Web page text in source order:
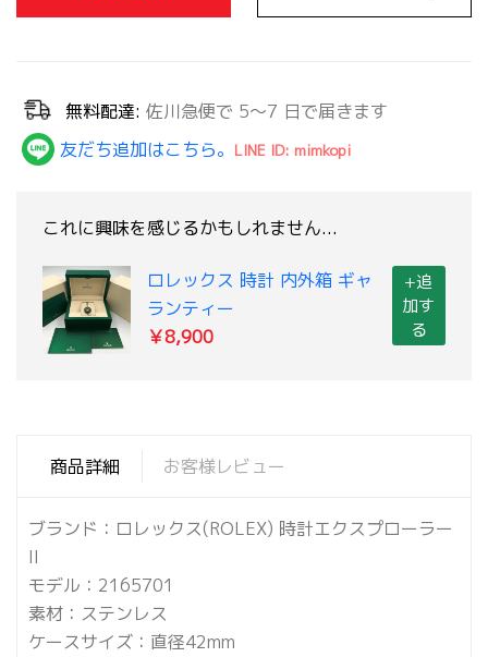
無料配達: 佐川急便で 5～7 日で届きます
友だち追加はこちら。 LINE ID: mimkopi
これに興味を感じるかもしれません...
ロレックス 時計 内外箱 ギャ
ランティー
￥8,900
+追
加す
る
商品詳細 お客様レビュー
ブランド：ロレックス(ROLEX) 時計エクスプローラー
II
モデル：2165701
素材：ステンレス
ケースサイズ：直径42mm